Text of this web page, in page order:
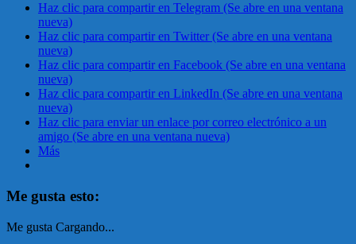
Haz clic para compartir en Telegram (Se abre en una ventana
nueva)
Haz clic para compartir en Twitter (Se abre en una ventana
nueva)
Haz clic para compartir en Facebook (Se abre en una ventana
nueva)
Haz clic para compartir en LinkedIn (Se abre en una ventana
nueva)
Haz clic para enviar un enlace por correo electrónico a un
amigo (Se abre en una ventana nueva)
Más
Me gusta esto:
Me gusta Cargando...